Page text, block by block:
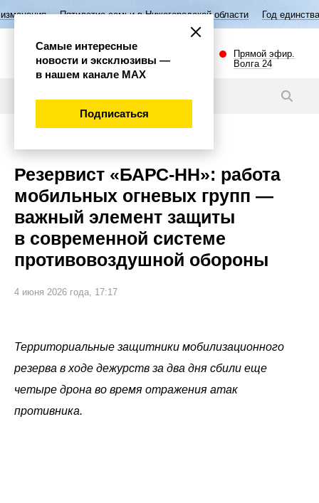
семьи в Нижегородской области Год единства народов России
Прямой эфир.
Волга 24
Резервист «БАРС-НН»: работа
мобильных огневых групп —
важный элемент защиты
в современной системе
противовоздушной обороны
4 июня 2026 года, 17:17
Территориальные защитники мобилизационного
резерва в ходе дежурств за два дня сбили еще
четыре дрона во время отражения атак
противника.
Самые интересные
новости и эксклюзивы —
в нашем канале МАХ
Подписаться